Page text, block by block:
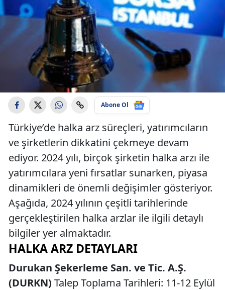
Abone Ol
Türkiye’de halka arz süreçleri, yatırımcıların
ve şirketlerin dikkatini çekmeye devam
ediyor. 2024 yılı, birçok şirketin halka arzı ile
yatırımcılara yeni fırsatlar sunarken, piyasa
dinamikleri de önemli değişimler gösteriyor.
Aşağıda, 2024 yılının çeşitli tarihlerinde
gerçekleştirilen halka arzlar ile ilgili detaylı
bilgiler yer almaktadır.
HALKA ARZ DETAYLARI
Durukan Şekerleme San. ve Tic. A.Ş.
(DURKN) Talep Toplama Tarihleri: 11-12 Eylül